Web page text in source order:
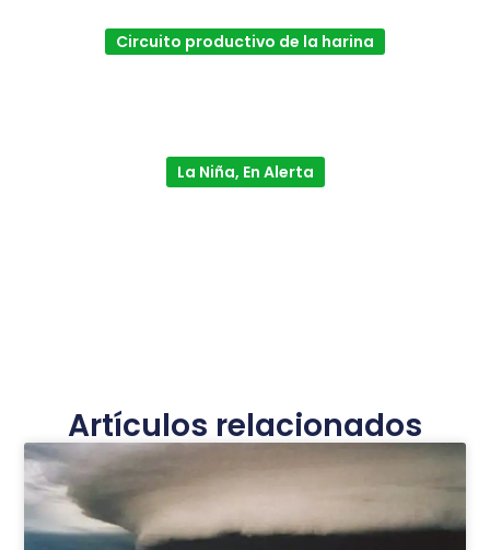
Circuito productivo de la harina
La Niña, En Alerta
Artículos relacionados